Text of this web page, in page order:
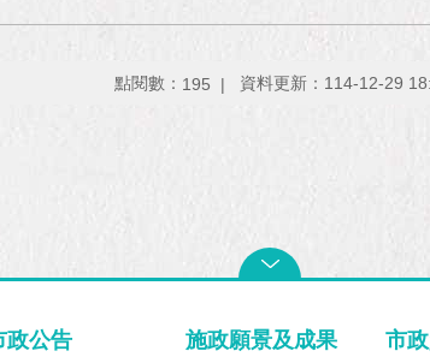
點閱數： 195 資料更新：114-12-29
政公告 施政願景及成果 市